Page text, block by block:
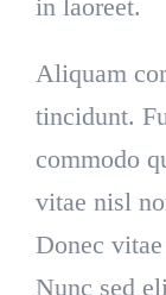
in laoreet.
Aliquam
tincidunt.
commodo
vitae nisl
Donec
Nunc sed